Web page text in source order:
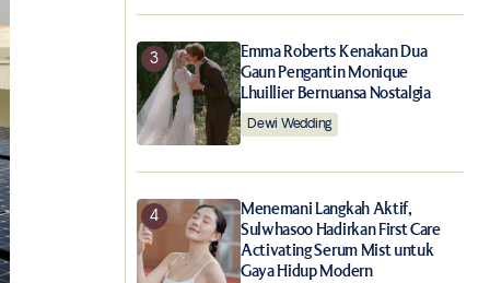
Emma Roberts Kenakan Dua
Gaun Pengantin Monique
Lhuillier Bernuansa Nostalgia
Dewi Wedding
Menemani Langkah Aktif,
Sulwhasoo Hadirkan First Care
Activating Serum Mist untuk
Gaya Hidup Modern